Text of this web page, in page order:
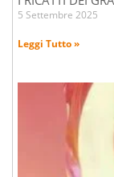
5 Settembre 2025
Leggi Tutto »